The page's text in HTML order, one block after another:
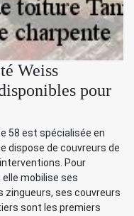
Weiss
pour
58 est spécialisée en
dispose de couvreurs de
Pour
mobilise ses
zingueurs, ses couvreurs
sont les premiers